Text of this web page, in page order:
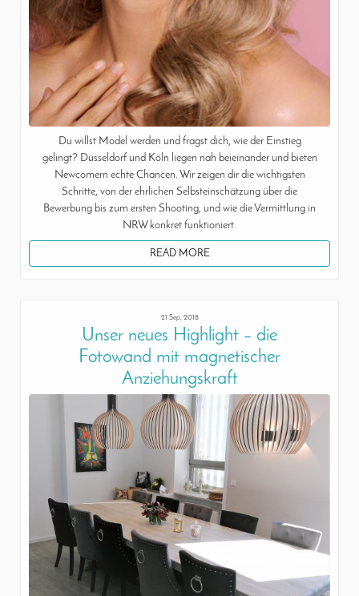
Du willst Model werden und fragst dich, wie der Einstieg
gelingt? Düsseldorf und Köln liegen nah beieinander und bieten
Newcomern echte Chancen. Wir zeigen dir die wichtigsten
Schritte, von der ehrlichen Selbsteinschätzung über die
Bewerbung bis zum ersten Shooting, und wie die Vermittlung in
NRW konkret funktioniert.
READ MORE
21 Sep, 2018
Unser neues Highlight – die
Fotowand mit magnetischer
Anziehungskraft